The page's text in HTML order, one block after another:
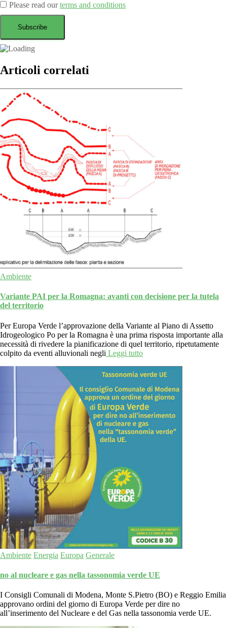
Please read ourterms and conditions
Articoli correlati
Ambiente
Variante PAI per la Romagna: avanti con decisione per la tutela
del territorio
Per Europa Verde l’approvazione della Variante al Piano di Assetto
Idrogeologico Po per la Romagna è una prima risposta importante alla
necessità di rivedere la pianificazione di quel territorio, ripetutamente
colpito da eventi alluvionali negli Leggi tutto
Ambiente Energia Europa Generale
no al nucleare e gas nella tassonomia verde UE
I Consigli Comunali di Modena, Monte S.Pietro (BO) e Reggio Emilia
approvano ordini del giorno di Europa Verde per dire no
all’inserimento del Nucleare e del Gas nella tassonomia verde UE.